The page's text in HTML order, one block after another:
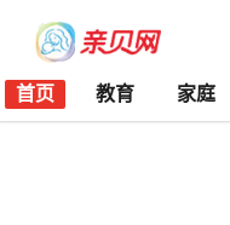
首页 教育 家庭